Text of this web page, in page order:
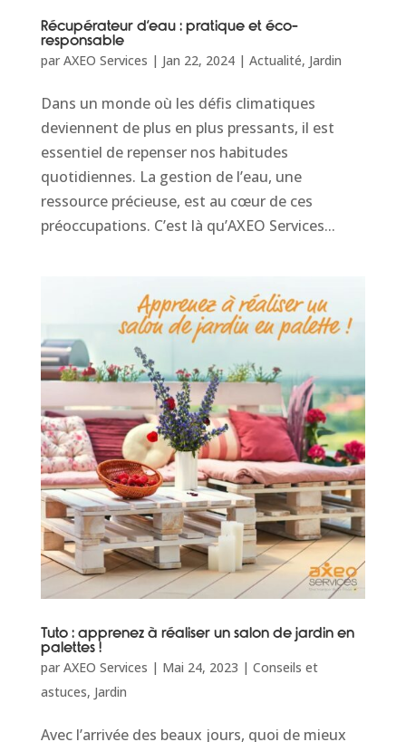
Récupérateur d’eau : pratique et éco-
responsable
par AXEO Services | Jan 22, 2024| Actualité, Jardin
Dans un monde où les défis climatiques
deviennent de plus en plus pressants, il est
essentiel de repenser nos habitudes
quotidiennes. La gestion de l’eau, une
ressource précieuse, est au cœur de ces
préoccupations. C’est là qu’AXEO Services...
Tuto : apprenez à réaliser un salon de jardin en
palettes !
par AXEO Services | Mai 24, 2023 | Conseils et
astuces, Jardin
Avec l’arrivée des beaux jours, quoi de mieux